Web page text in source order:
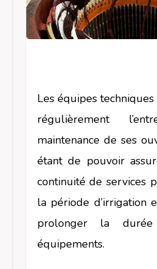
Les équipes
régulièrement
maintenance de ses
étant de pouvoir
continuité de services
la période d’irrigation
prolonger la
équipements.